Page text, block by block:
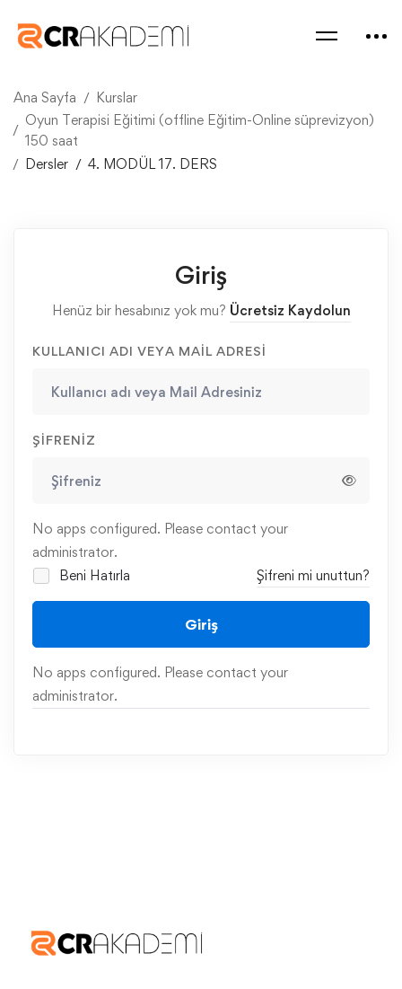
Ana Sayfa
Kurslar
Oyun Terapisi Eğitimi (offline Eğitim-Online süprevizyon)
150 saat
Dersler
4. MODÜL 17. DERS
Giriş
Henüz bir hesabınız yok mu? Ücretsiz Kaydolun
KULLANICI ADI VEYA MAIL ADRESI
ŞIFRENIZ
No apps configured. Please contact your
administrator.
Beni Hatırla
Şifreni mi unuttun?
Giriş
No apps configured. Please contact your
administrator.